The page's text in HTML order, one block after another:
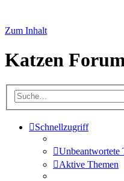
Zum Inhalt
Katzen
Schnellzugriff
Unbeantwortete
Aktive Themen